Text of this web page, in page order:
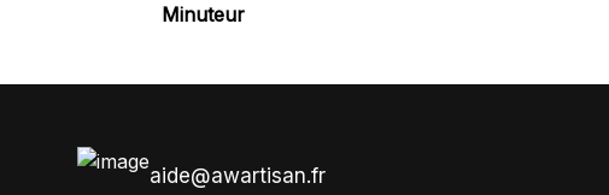
Minuteur
aide@awartisan.fr